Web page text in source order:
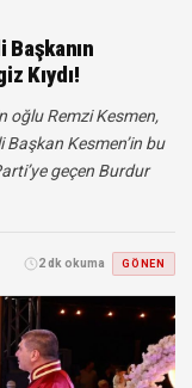
Başkanın
Kıydı!
oğlu Remzi Kesmen,
Başkan Kesmen’in bu
geçen Burdur
2 dk okuma GÖNEN